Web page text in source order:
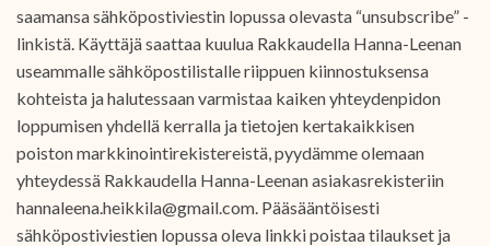
saamansa sähköpostiviestin lopussa olevasta “unsubscribe” -
linkistä. Käyttäjä saattaa kuulua Rakkaudella Hanna-Leenan
useammalle sähköpostilistalle riippuen kiinnostuksensa
kohteista ja halutessaan varmistaa kaiken yhteydenpidon
loppumisen yhdellä kerralla ja tietojen kertakaikkisen
poiston markkinointirekistereistä, pyydämme olemaan
yhteydessä Rakkaudella Hanna-Leenan asiakasrekisteriin
hannaleena.heikkila@gmail.com. Pääsääntöisesti
sähköpostiviestien lopussa oleva linkki poistaa tilaukset ja